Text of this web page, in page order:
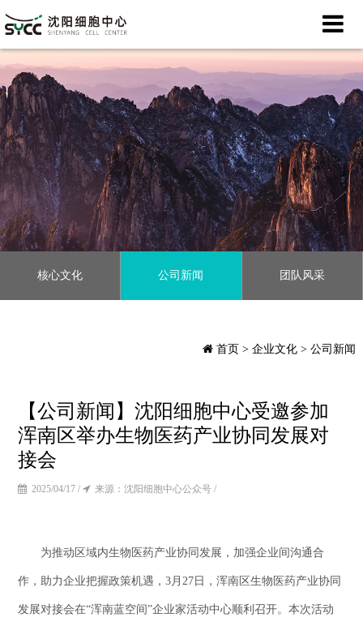
核心文化 公司新闻 团队风采
首页 > 企业文化 > 公司新闻
【公司新闻】沈阳细胞中心受邀参加
浑南区举办生物医药产业协同发展对
接会
2025/04/17 / 来源：沈阳细胞中心公众号 /
为推动区域内生物医药产业协同发展，加强企业间沟通合
作，助力企业把握政策机遇，3月27日，浑南区生物医药产业协同
发展对接会在“浑南蓝空间”企业家活动中心顺利召开。本次活动